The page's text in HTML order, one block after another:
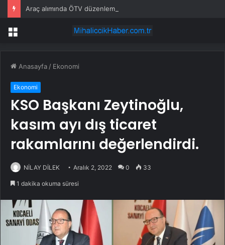
Menü
Anasayfa / Ekonomi
Ekonomi
KSO Başkanı Zeytinoğlu,
kasım ayı dış ticaret
rakamlarını değerlendirdi.
NİLAY DİLEK Aralık 2, 2022 0 33
1 dakika okuma süresi